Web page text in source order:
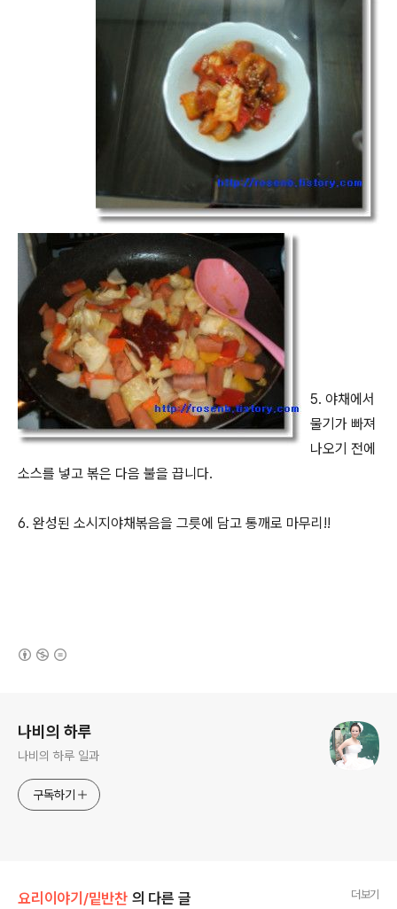
5. 야채에서
물기가 빠져
나오기 전에
소스를 넣고 볶은 다음 불을 끕니다.
6. 완성된 소시지야채볶음을 그릇에 담고 통깨로 마무리!!
나비의 하루
나비의 하루 일과
구독하기
요리이야기/밑반찬 의 다른 글 더보기